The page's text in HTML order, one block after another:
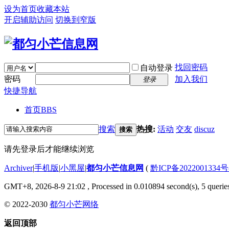
设为首页收藏本站
开启辅助访问 切换到窄版
自动登录 找回密码
密码
登录
加入我们
快捷导航
首页BBS
搜索 搜索 热搜: 活动 交友 discuz
请先登录后才能继续浏览
Archiver|手机版|小黑屋|都匀小芒信息网 ( 黔ICP备2022001334号
GMT+8, 2026-8-9 21:02 , Processed in 0.010894 second(s), 5
© 2022-2030 都匀小芒网络
返回顶部